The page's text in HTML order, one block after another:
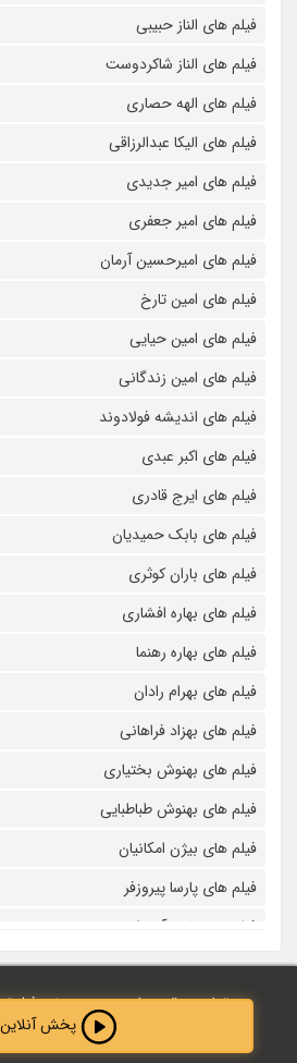
from the Noun Project
پخش آنلاین
فیلم های الناز حبیبی
فیلم های الناز شاکردوست
فیلم های الهه حصاری
فیلم های الیکا عبدالرزاقی
فیلم های امیر جدیدی
فیلم های امیر جعفری
فیلم های امیرحسین آرمان
فیلم های امین تارخ
فیلم های امین حیایی
فیلم های امین زندگانی
فیلم های اندیشه فولادوند
فیلم های اکبر عبدی
فیلم های ایرج قادری
فیلم های بابک حمیدیان
فیلم های باران کوثری
فیلم های بهاره افشاری
فیلم های بهاره رهنما
فیلم های بهرام رادان
فیلم های بهزاد فراهانی
فیلم های بهنوش بختیاری
فیلم های بهنوش طباطبایی
فیلم های بیژن امکانیان
فیلم های پارسا پیروزفر
فیلم های پانته آ بهرام
فیلم های پولاد کیمیایی
فیلم های پویا امینی
فیلم های پژمان بازغی
تمامی حقوق مادی و معنوی نزد
طراحی و پشتیبانی توسط :